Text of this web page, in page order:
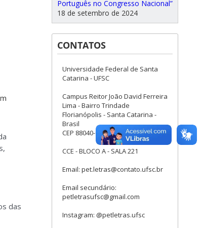
das
Português no Congresso Nacional”
18 de setembro de 2024
CONTATOS
Universidade Federal de Santa
Catarina - UFSC
Campus Reitor João David Ferreira
Lima - Bairro Trindade
Florianópolis - Santa Catarina -
Brasil
CEP 88040-900
CCE - BLOCO A - SALA 221
Email: pet.letras@contato.ufsc.br
Email secundário:
petletrasufsc@gmail.com
Instagram: @petletras.ufsc